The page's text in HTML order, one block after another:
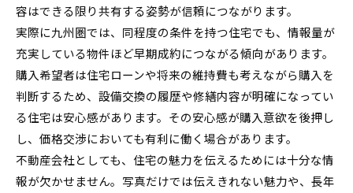
容はできる限り共有する姿勢が信頼につながります。
実際に九州圏では、同程度の条件を持つ住宅でも、情報量が
充実している物件ほど早期成約につながる傾向があります。
購入希望者は住宅ローンや将来の維持費も考えながら購入を
判断するため、設備交換の履歴や修繕内容が明確になってい
る住宅は安心感があります。その安心感が購入意欲を後押し
し、価格交渉においても有利に働く場合があります。
不動産会社としても、住宅の魅力を伝えるためには十分な情
報が欠かせません。写真だけでは伝えきれない魅力や、長年